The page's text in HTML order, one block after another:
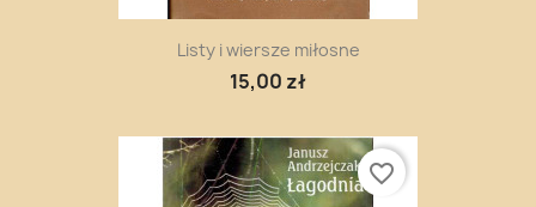
Listy i wiersze miłosne
15,00 zł
favorite_border